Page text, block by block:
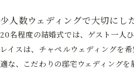
少人数ウェディングで大切にし
20名程度の結婚式では、ゲスト一人
レイスは、チャペルウェディングを
適な、こだわりの邸宅ウェディングを